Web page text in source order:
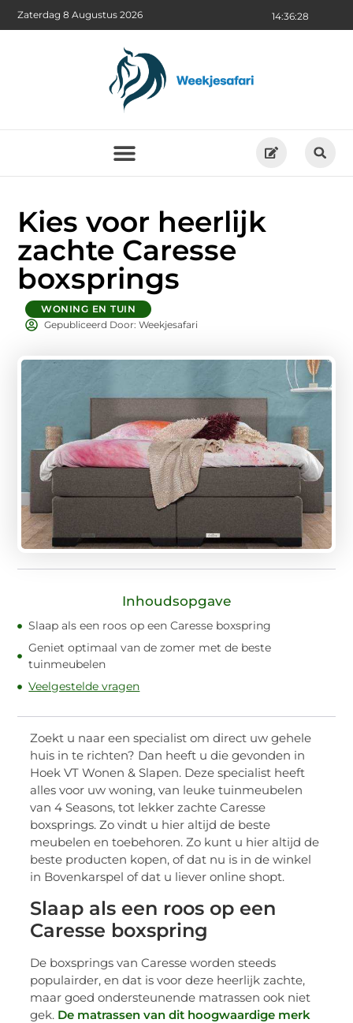
14:36:30
Zaterdag 8 Augustus 2026
Kies voor heerlijk
zachte Caresse
boxsprings
WONING EN TUIN
Gepubliceerd Door: Weekjesafari
Inhoudsopgave
Slaap als een roos op een Caresse boxspring
Geniet optimaal van de zomer met de beste
tuinmeubelen
Veelgestelde vragen
Zoekt u naar een specialist om direct uw gehele
huis in te richten? Dan heeft u die gevonden in
Hoek VT Wonen & Slapen. Deze specialist heeft
alles voor uw woning, van leuke tuinmeubelen
van 4 Seasons, tot lekker zachte Caresse
boxsprings. Zo vindt u hier altijd de beste
meubelen en toebehoren. Zo kunt u hier altijd de
beste producten kopen, of dat nu is in de winkel
in Bovenkarspel of dat u liever online shopt.
Slaap als een roos op een
Caresse boxspring
De boxsprings van Caresse worden steeds
populairder, en dat is voor deze heerlijk zachte,
maar goed ondersteunende matrassen ook niet
gek. De matrassen van dit hoogwaardige merk